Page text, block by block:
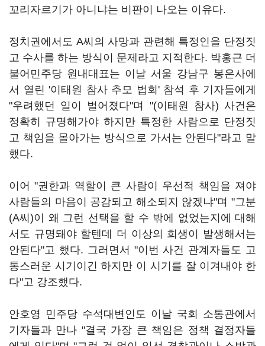
꼬리자르기가 아니냐는 비판이 나오는 이유다.
정치권에서도 A씨의 사망과 관련해 특정인을 단정짓
고 수사를 하는 방식이 문제라고 지적한다. 박홍근 더
불어민주당 원내대표는 이날 서울 강남구 봉은사에
서 열린 '이태원 참사 추모 법회' 참석 후 기자들에게
"우려했던 일이 벌어졌다"며 "(이태원 참사) 사건은
정확히 규명해가야 하지만 특정한 사람으로 단정짓
고 책임을 몰아가는 방식으로 가서는 안된다"라고 말
했다.
이어 "권한과 역할이 큰 사람이 우선적 책임을 져야
사람들의 마음이 공감되고 해소되지 않겠냐"며 "그분
(A씨)이 왜 그런 선택을 할 수 밖에 없었는지에 대해
서도 규명돼야 할텐데 더 이상의 희생이 발생해서는
안된다"고 했다. 그러면서 "이번 사건 관계자들도 고
통스러운 시기이긴 하지만 이 시기를 잘 이겨내야 한
다"고 강조했다.
안호영 민주당 수석대변인도 이날 국회 소통관에서
기자들과 만나 "결국 가장 큰 책임은 정책 결정자들